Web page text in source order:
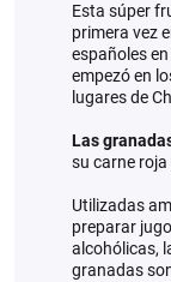
Esta súper
primera vez
españoles
empezó en
lugares de
Las
su carne
Utilizadas
preparar
alcohólicas,
granadas